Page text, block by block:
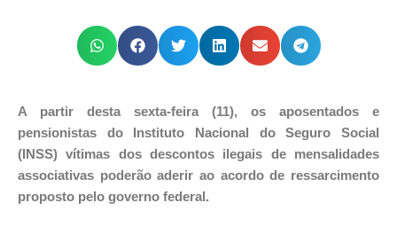
A partir desta sexta-feira (11), os aposentados e
pensionistas do Instituto Nacional do Seguro Social
(INSS) vítimas dos descontos ilegais de mensalidades
associativas poderão aderir ao acordo de ressarcimento
proposto pelo governo federal.